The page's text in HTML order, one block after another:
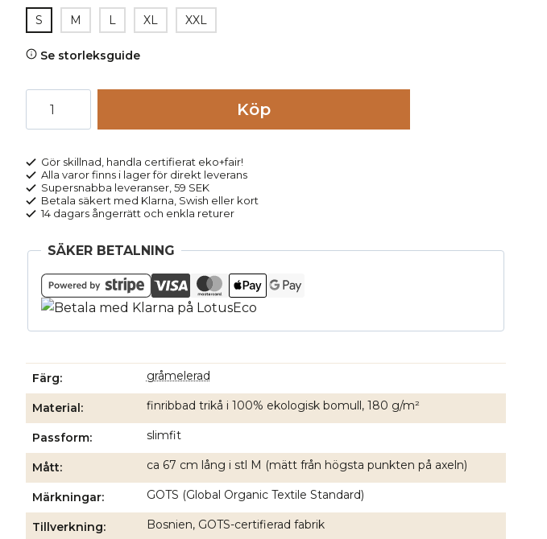
S M L XL XXL
Se storleksguide
herr
bomull
JOSEPH
gråmelerad
mängd
Köp
Gör skillnad, handla certifierat eko+fair!
Alla varor finns i lager för direkt leverans
Supersnabba leveranser, 59 SEK
Betala säkert med Klarna, Swish eller kort
14 dagars ångerrätt och enkla returer
SÄKER BETALNING
Färg gråmelerad
Material finribbad trikå i 100% ekologisk bomull, 180 g/m²
Passform slimfit
Mått ca 67 cm lång i stl M (mätt från högsta punkten på axeln)
Märkningar GOTS (Global Organic Textile Standard)
Tillverkning Bosnien, GOTS-certifierad fabrik